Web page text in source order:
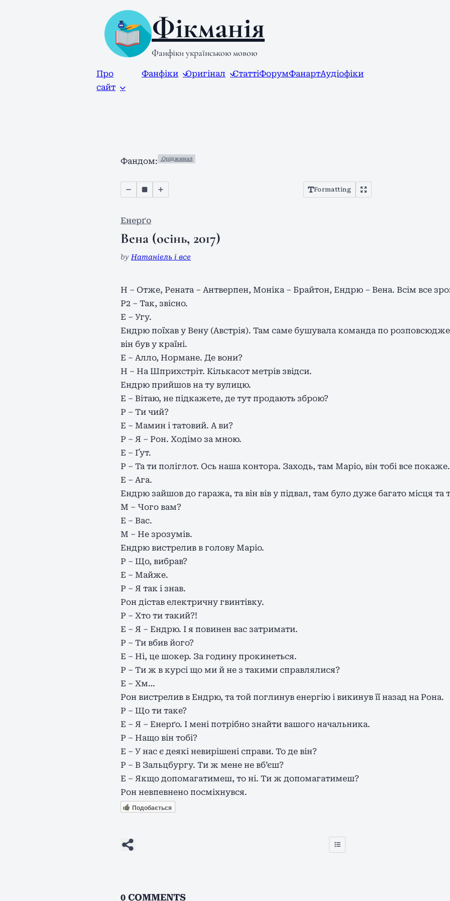
Фікманія
Фанфіки українською мовою
Про
сайт
Фанфіки Оригінал СтаттіФорумФанартАудіофіки
Фандом: .Оріджинал
Formatting
Енерґо
Вена (осінь, 2017)
by Натаніель і все
Н – Отже, Рената – Антверпен, Моніка – Брайтон, Ендрю – Вена. Всім все
Р2 – Так, звісно.
Е – Угу.
Ендрю поїхав у Вену (Австрія). Там саме бушувала команда по
він був у країні.
Е – Алло, Нормане. Де вони?
Н – На Шприхстріт. Кількасот метрів звідси.
Ендрю прийшов на ту вулицю.
Е – Вітаю, не підкажете, де тут продають зброю?
Р – Ти чий?
Е – Мамин і татовий. А ви?
Р – Я – Рон. Ходімо за мною.
Е – Ґут.
Р – Та ти поліглот. Ось наша контора. Заходь, там Маріо, він тобі все покаже.
Е – Ага.
Ендрю зайшов до гаража, та він вів у підвал, там було дуже багато місця та
М – Чого вам?
Е – Вас.
М – Не зрозумів.
Ендрю вистрелив в голову Маріо.
Р – Що, вибрав?
Е – Майже.
Р – Я так і знав.
Рон дістав електричну гвинтівку.
Р – Хто ти такий?!
Е – Я – Ендрю. І я повинен вас затримати.
Р – Ти вбив його?
Е – Ні, це шокер. За годину прокинеться.
Р – Ти ж в курсі що ми й не з такими справлялися?
Е – Хм…
Рон вистрелив в Ендрю, та той поглинув енергію і викинув її назад на Рона.
Р – Що ти таке?
Е – Я – Енерґо. І мені потрібно знайти вашого начальника.
Р – Нащо він тобі?
Е – У нас є деякі невирішені справи. То де він?
Р – В Зальцбургу. Ти ж мене не вб’єш?
Е – Якщо допомагатимеш, то ні. Ти ж допомагатимеш?
Рон невпевнено посміхнувся.
Подобається
0 COMMENTS